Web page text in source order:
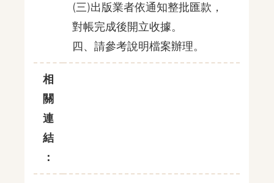
(三)出版業者依通知整批匯款，
對帳完成後開立收據。
四、請參考說明檔案辦理。
相
關
連
結
：